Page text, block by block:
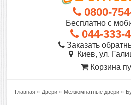
0800-
Бесплатно с
044-333-
Заказать
Киев, ул.
Корзина
Главная » Двери » Межкомнатные двери »